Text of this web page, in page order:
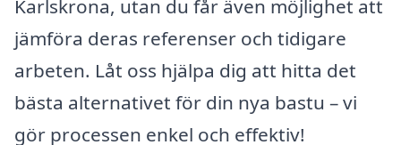
Karlskrona, utan du får även möjlighet att
jämföra deras referenser och tidigare
arbeten. Låt oss hjälpa dig att hitta det
bästa alternativet för din nya bastu – vi
gör processen enkel och effektiv!